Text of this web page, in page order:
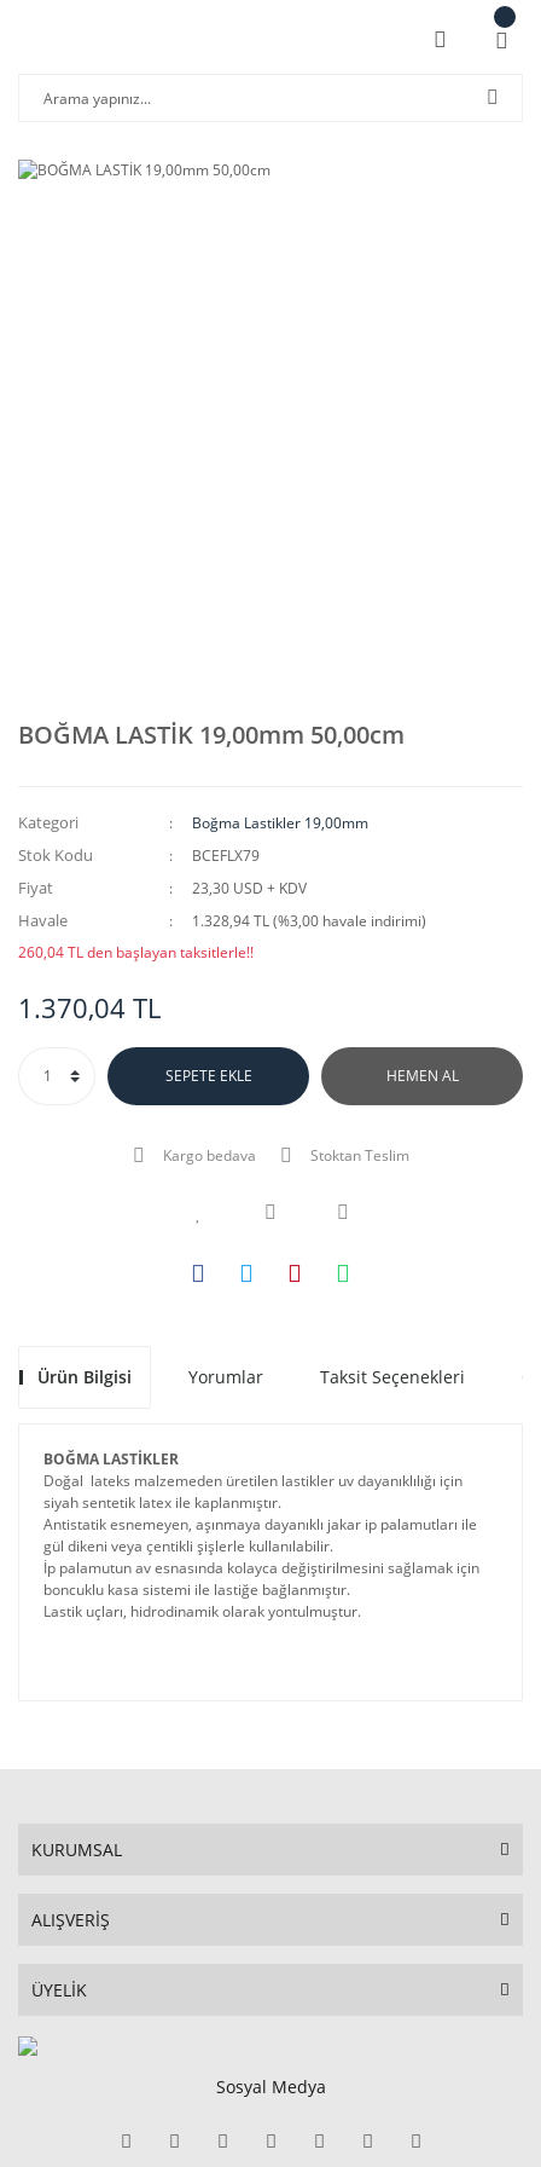
BOĞMA LASTİK 19,00mm 50,00cm
Kategori Boğma Lastikler 19,00mm
Stok Kodu BCEFLX79
Fiyat 23,30 USD + KDV
Havale
1.328,94 TL (%3,00 havale indirimi)
260,04 TL den başlayan taksitlerle!!
1.370,04 TL
SEPETE EKLE HEMEN AL
Kargo bedava Stoktan Teslim
Ürün Bilgisi Yorumlar Taksit Seçenekleri
BOĞMA LASTİKLER
Doğal lateks malzemeden üretilen lastikler uv dayanıklılığı için
siyah sentetik latex ile kaplanmıştır.
Antistatik esnemeyen, aşınmaya dayanıklı jakar ip palamutları ile
gül dikeni veya çentikli şişlerle kullanılabilir.
İp palamutun av esnasında kolayca değiştirilmesini sağlamak için
boncuklu kasa sistemi ile lastiğe bağlanmıştır.
Lastik uçları, hidrodinamik olarak yontulmuştur.
KURUMSAL
ALIŞVERİŞ
ÜYELİK
Sosyal Medya